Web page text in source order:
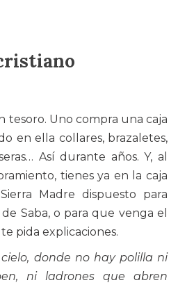
tesoro. Uno compra una caja
en ella collares, brazaletes,
Así durante años. Y, al
tienes ya en la caja
Madre dispuesto para
Saba, o para que venga el
pida explicaciones.
donde no hay polilla ni
ni ladrones que abren